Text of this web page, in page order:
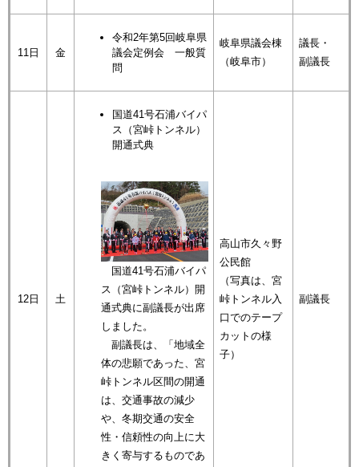
11日 金
令和2年第5回岐阜県
議会定例会 一般質
問
岐阜県議会棟
（岐阜市）
議長・
副議長
12日 土
国道41号石浦バイパ
ス（宮峠トンネル）
開通式典
国道41号石浦バイパ
ス（宮峠トンネル）開
通式典に副議長が出席
しました。
副議長は、「地域全
体の悲願であった、宮
峠トンネル区間の開通
は、交通事故の減少
や、冬期交通の安全
性・信頼性の向上に大
きく寄与するものであ
高山市久々野
公民館
（写真は、宮
峠トンネル入
口でのテープ
カットの様
子）
副議長